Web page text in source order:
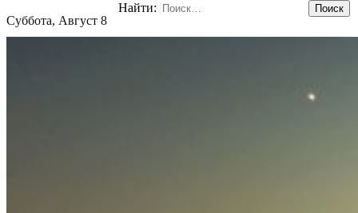
Суббота, Август 8
Найти: